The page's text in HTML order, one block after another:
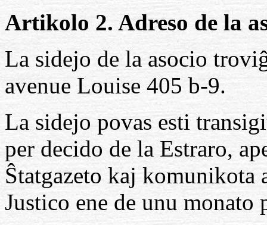
Artikolo 2. Adreso de la
La sidejo de la asocio
avenue Louise 405 b-9.
La sidejo povas esti
per decido de la Estraro,
Ŝtatgazeto kaj komunikota
Justico ene de unu monato